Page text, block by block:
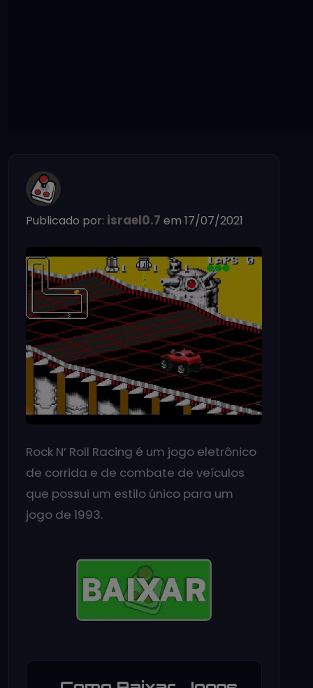
Publicado por: israel0.7 em 17/07/2021
Rock N’ Roll Racing é um jogo eletrônico
de corrida e de combate de veículos
que possui um estilo único para um
jogo de 1993.